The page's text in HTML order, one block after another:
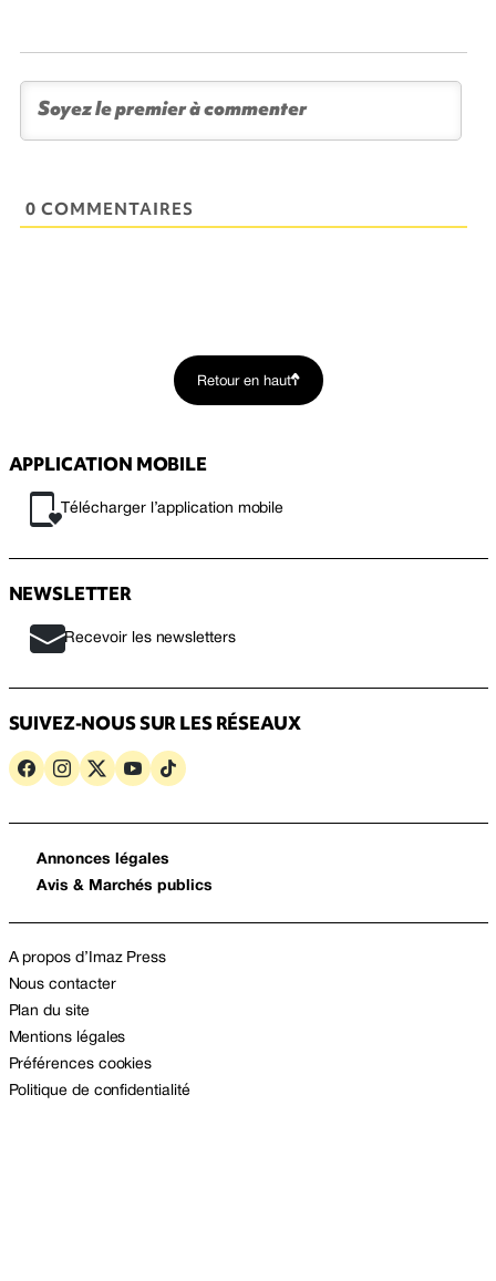
0 COMMENTAIRES
Retour en haut
APPLICATION MOBILE
Télécharger l’application mobile
NEWSLETTER
Recevoir les newsletters
SUIVEZ-NOUS SUR LES RÉSEAUX
Annonces légales
Avis & Marchés publics
A propos d’Imaz Press
Nous contacter
Plan du site
Mentions légales
Préférences cookies
Politique de confidentialité